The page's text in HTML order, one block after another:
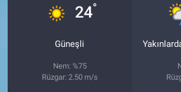
24°
Güneşli
Nem: %75
Rüzgar: 2.50 m/s